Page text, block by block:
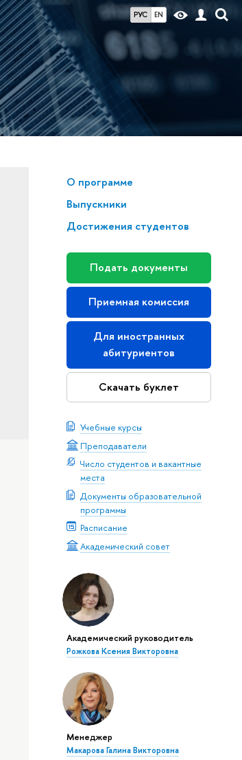
РУС EN
О программе
Выпускники
Достижения студентов
Подать документы
Приемная комиссия
Для иностранных
абитуриентов
Скачать буклет
Учебные курсы
Преподаватели
Число студентов и вакантные
места
Документы образовательной
программы
Расписание
Академический совет
Академический руководитель
Рожкова Ксения Викторовна
Менеджер
Макарова Галина Викторовна